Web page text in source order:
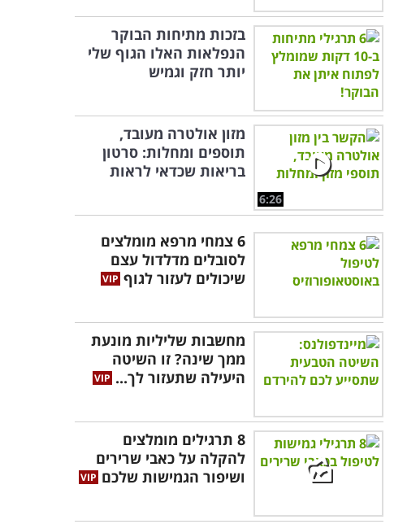
בזכות מתיחות הבוקר
הנפלאות האלו הגוף שלי
יותר חזק וגמיש
6:26
מזון אולטרה מעובד,
תוספים ומחלות: סרטון
בריאות שכדאי לראות
6 צמחי מרפא מומלצים
לסובלים מדלדול עצם
שיכולים לעזור לגוף
מחשבות שליליות מונעת
ממך שינה? זו השיטה
היעילה שתעזור לך...
8 תרגילים מומלצים
להקלה על כאבי שרירים
ושיפור הגמישות שלכם